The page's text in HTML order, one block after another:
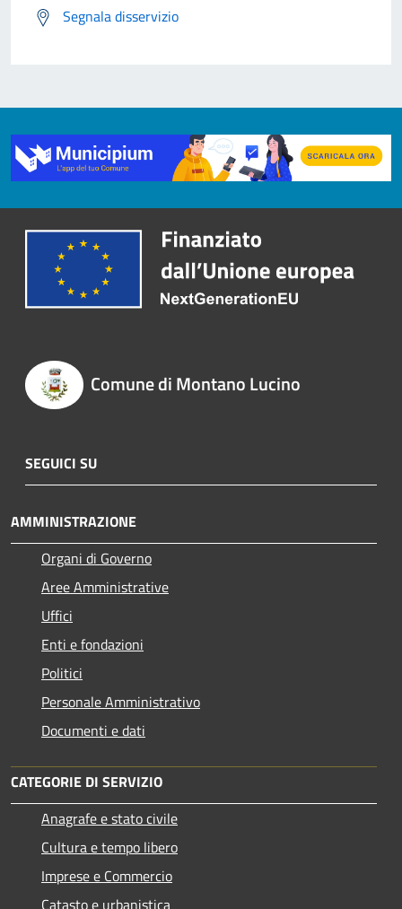
Segnala disservizio
Comune di Montano Lucino
SEGUICI SU
AMMINISTRAZIONE
Organi di Governo
Aree Amministrative
Uffici
Enti e fondazioni
Politici
Personale Amministrativo
Documenti e dati
CATEGORIE DI SERVIZIO
Anagrafe e stato civile
Cultura e tempo libero
Imprese e Commercio
Catasto e urbanistica